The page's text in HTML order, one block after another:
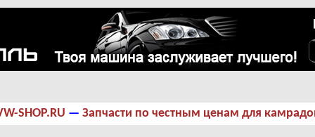
SHOP.RU — Запчасти по честным ценам для